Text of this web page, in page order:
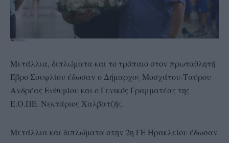
Μετάλλια, διπλώματα και το τρόπαιο στον πρωταθλητή
Έβρο Σουφλίου έδωσαν ο Δήμαρχος Μοσχάτου-Ταύρου
Ανδρέας Ευθυμίου και ο Γενικός Γραμματέας της
Ε.Ο.ΠΕ. Νεκτάριος Χαλβατζής.
Μετάλλια και διπλώματα στην 2η ΓΕ Ηρακλείου έδωσαν